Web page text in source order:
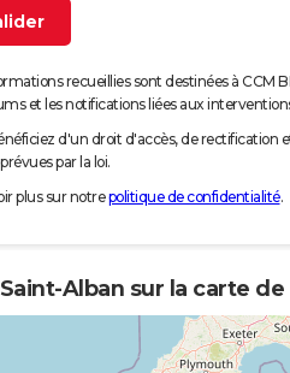
recueillies sont destinées à CCM
et les notifications liées aux
d'un droit d'accès, de rectification
par la loi.
plus sur notrepolitique de confidentialité.
Alban sur la carte de